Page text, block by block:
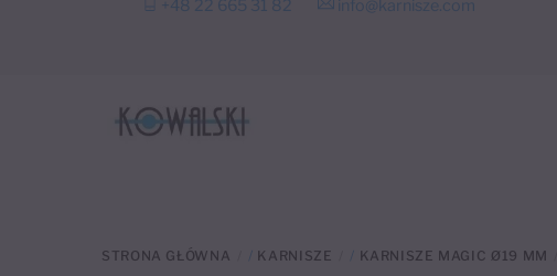
+48 22 665 31 82 info@karnisze.com
STRONA GŁÓWNA / KARNISZE / KARNISZE MAGIC Ø19 MM